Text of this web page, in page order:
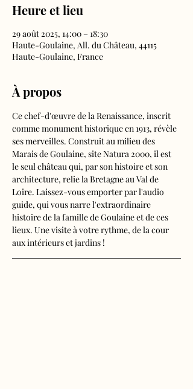
Heure et lieu
29 août 2025, 14:00 – 18:30
Haute-Goulaine, All. du Château, 44115
Haute-Goulaine, France
À propos
Ce chef-d'œuvre de la Renaissance, inscrit
comme monument historique en 1913, révèle
ses merveilles. Construit au milieu des
Marais de Goulaine, site Natura 2000, il est
le seul château qui, par son histoire et son
architecture, relie la Bretagne au Val de
Loire. Laissez-vous emporter par l'audio
guide, qui vous narre l'extraordinaire
histoire de la famille de Goulaine et de ces
lieux. Une visite à votre rythme, de la cour
aux intérieurs et jardins !